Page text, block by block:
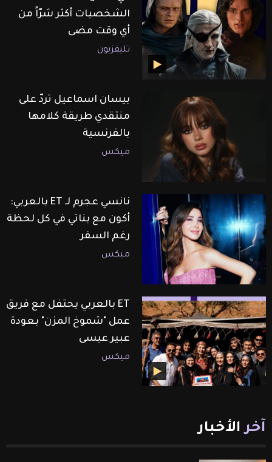
الشخصيات أكثر شرّاً من
أي وقت مضى
تليفزيون
بيسان اسماعيل تردّ على
منتقدي طريقة كلامها
بالفرنسية
ميكس
نانسي عجرم لـ ET بالعربي:
أكون مع بناتي في كل لحظة
رغم السفر
ميكس
ET بالعربي يحتفل مع فريق
عمل "شموخ المزن" بعودة
عبير عيسى
ميكس
آخر الأخبار